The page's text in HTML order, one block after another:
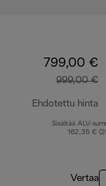
799,00 €
999,00 €
Ehdotettu hinta
Sisältää ALV-
162,35 €
Vertaa